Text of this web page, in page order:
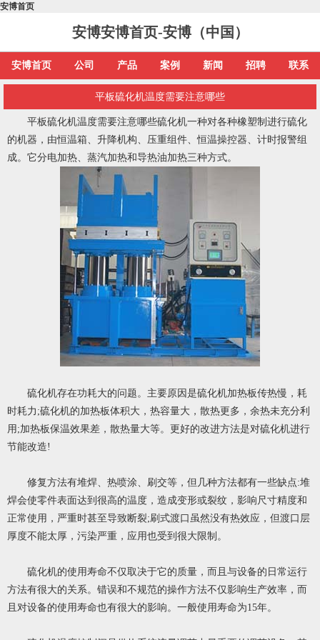
安博首页
安博安博首页-安博（中国）
安博首页 公司 产品 案例 新闻 招聘 联系
平板硫化机温度需要注意哪些
平板硫化机温度需要注意哪些硫化机一种对各种橡塑制进行硫化
的机器，由恒温箱、升降机构、压重组件、恒温操控器、计时报警组
成。它分电加热、蒸汽加热和导热油加热三种方式。
硫化机存在功耗大的问题。主要原因是硫化机加热板传热慢，耗
时耗力;硫化机的加热板体积大，热容量大，散热更多，余热未充分利
用;加热板保温效果差，散热量大等。更好的改进方法是对硫化机进行
节能改造!
修复方法有堆焊、热喷涂、刷交等，但几种方法都有一些缺点:堆
焊会使零件表面达到很高的温度，造成变形或裂纹，影响尺寸精度和
正常使用，严重时甚至导致断裂;刷式渡口虽然没有热效应，但渡口层
厚度不能太厚，污染严重，应用也受到很大限制。
硫化机的使用寿命不仅取决于它的质量，而且与设备的日常运行
方法有很大的关系。错误和不规范的操作方法不仅影响生产效率，而
且对设备的使用寿命也有很大的影响。一般使用寿命为15年。